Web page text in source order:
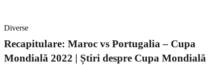
Diverse
Recapitulare: Maroc vs Portugalia – Cupa
Mondială 2022 | Știri despre Cupa Mondială